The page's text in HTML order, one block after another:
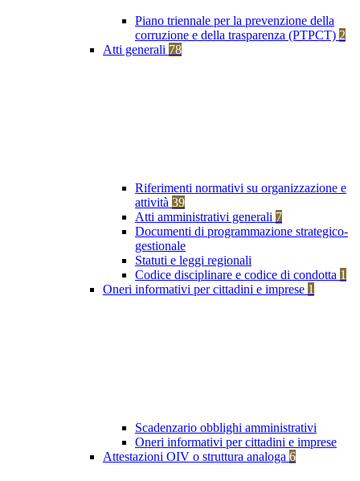
Piano triennale per la prevenzione della
corruzione e della trasparenza (PTPCT) 2
Atti generali 78
Riferimenti normativi su organizzazione e
attività 39
Atti amministrativi generali 7
Documenti di programmazione strategico-
gestionale
Statuti e leggi regionali
Codice disciplinare e codice di condotta 1
Oneri informativi per cittadini e imprese 1
Scadenzario obblighi amministrativi
Oneri informativi per cittadini e imprese
Attestazioni OIV o struttura analoga 6